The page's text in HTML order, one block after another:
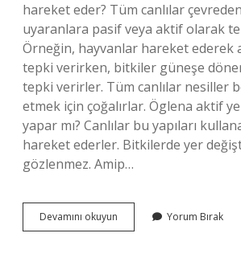
hareket eder? Tüm canlılar
uyaranlara pasif veya aktif olarak
Örneğin, hayvanlar hareket ederek
tepki verirken, bitkiler güneşe
tepki verirler. Tüm canlılar nesiller
etmek için çoğalırlar. Öglena aktif
yapar mı? Canlılar bu yapıları
hareket ederler. Bitkilerde yer
gözlenmez. Amip…
Devamını okuyun
Aktif
Yorum Bırak